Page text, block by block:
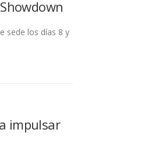
sede los días 8 y
impulsar